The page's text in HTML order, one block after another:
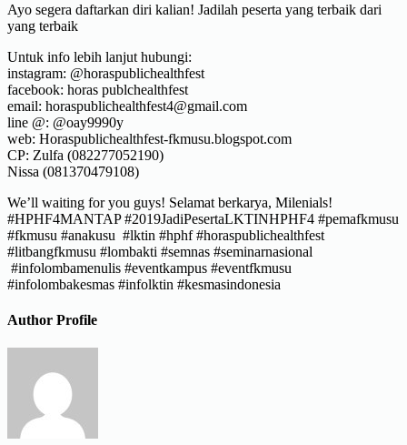
Ayo segera daftarkan diri kalian! Jadilah peserta yang terbaik dari
yang terbaik
Untuk info lebih lanjut hubungi:
instagram: @horaspublichealthfest
facebook: horas publchealthfest
email: horaspublichealthfest4@gmail.com
line @: @oay9990y
web: Horaspublichealthfest-fkmusu.blogspot.com
CP: Zulfa (082277052190)
Nissa (081370479108)
We’ll waiting for you guys! Selamat berkarya, Milenials!
#HPHF4MANTAP #2019JadiPesertaLKTINHPHF4 #pemafkmusu
#fkmusu #anakusu #lktin #hphf #horaspublichealthfest
#litbangfkmusu #lombakti #semnas #seminarnasional
#infolombamenulis #eventkampus #eventfkmusu
#infolombakesmas #infolktin #kesmasindonesia
Author Profile